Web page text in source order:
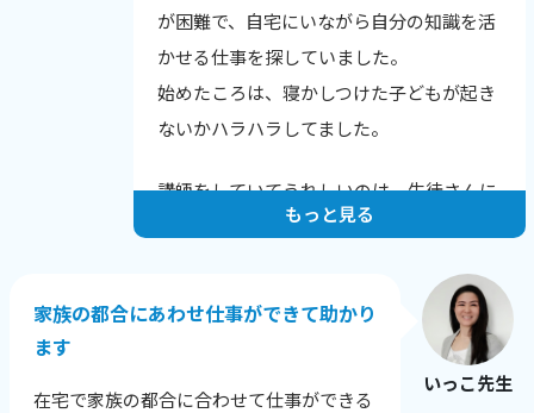
が困難で、自宅にいながら自分の知識を活
かせる仕事を探していました。
始めたころは、寝かしつけた子どもが起き
ないかハラハラしてました。
講師をしていてうれしいのは、生徒さんに
上達のコメントをいただいたときです。
「発音が上達し英語が聞きやすくなった
と、他の英会話スクールでほめられまし
た！」
もっと見る
いっこ先生
家族の都合にあわせ仕事ができて助かり
ます
在宅で家族の都合に合わせて仕事ができる